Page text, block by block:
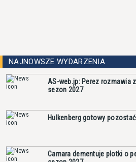
NAJNOWSZE WYDARZENIA
AS-web.jp: Perez rozmawia
sezon 2027
Hulkenberg gotowy
Camara dementuje plotki o